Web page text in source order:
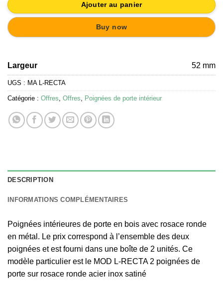
Ajouter au panier
Buy now
Largeur 52 mm
UGS : MA L-RECTA
Catégorie : Offres Offres Poignées de porte intérieur
DESCRIPTION
INFORMATIONS COMPLÉMENTAIRES
Poignées intérieures de porte en bois avec rosace ronde
en métal. Le prix correspond à l’ensemble des deux
poignées et est fourni dans une boîte de 2 unités. Ce
modèle particulier est le MOD L-RECTA 2 poignées de
porte sur rosace ronde acier inox satiné